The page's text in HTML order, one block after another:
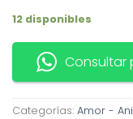
12 disponibles
Consultar
Categorías: Amor -